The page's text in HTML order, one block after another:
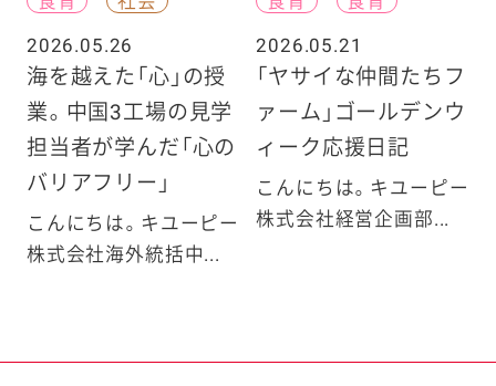
2026.05.26
海を越えた「心」の授
業。中国3工場の見学
担当者が学んだ「心の
バリアフリー」
こんにちは。キユーピー
株式会社海外統括中...
2026.05.21
「ヤサイな仲間たちフ
ァーム」ゴールデンウ
ィーク応援日記
こんにちは。キユーピー
株式会社経営企画部...